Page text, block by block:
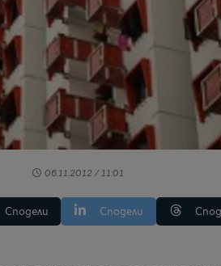
06.11.2012 / 11:01
Сподели Сподели